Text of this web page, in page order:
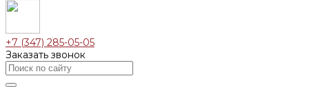
+7 (347) 285-05-05
Заказать звонок